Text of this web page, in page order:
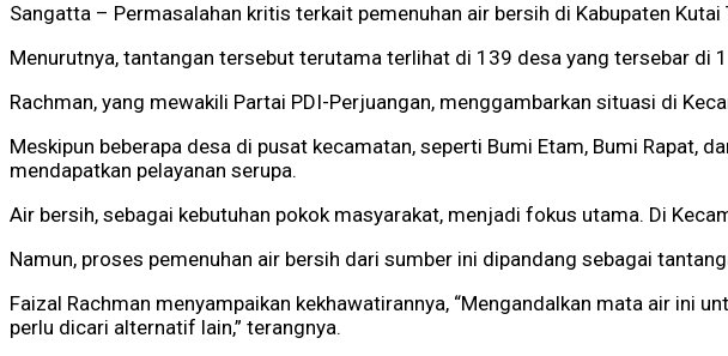
Sangatta – Permasalahan kritis terkait pemenuhan air bersih di Kabupaten
Menurutnya, tantangan tersebut terutama terlihat di 139 desa yang tersebar di
Rachman, yang mewakili Partai PDI-Perjuangan, menggambarkan situasi di
Meskipun beberapa desa di pusat kecamatan, seperti Bumi Etam, Bumi Rapat,
mendapatkan pelayanan serupa.
Air bersih, sebagai kebutuhan pokok masyarakat, menjadi fokus utama. Di
Namun, proses pemenuhan air bersih dari sumber ini dipandang sebagai
Faizal Rachman menyampaikan kekhawatirannya, “Mengandalkan mata air ini
perlu dicari alternatif lain,” terangnya.